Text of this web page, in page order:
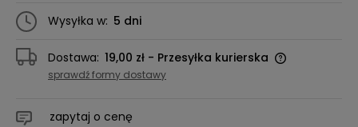
Wysyłka w: 5 dni
Dostawa: 19,00 zł - Przesyłka kurierska
sprawdź formy dostawy
zapytaj o cenę